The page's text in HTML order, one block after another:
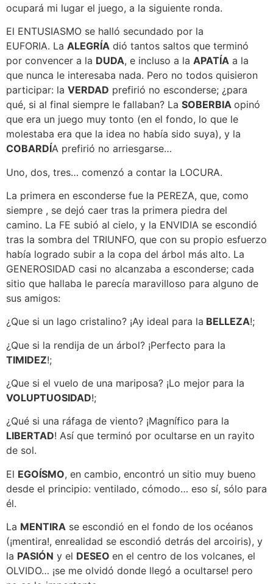
ocupará mi lugar el juego, a la siguiente ronda.
El ENTUSIASMO se halló secundado por la
EUFORIA. La ALEGRÍA dió tantos saltos que terminó
por convencer a la DUDA, e incluso a la APATÍA a la
que nunca le interesaba nada. Pero no todos quisieron
participar: la VERDAD prefirió no esconderse; ¿para
qué, si al final siempre le fallaban? La SOBERBIA opinó
que era un juego muy tonto (en el fondo, lo que le
molestaba era que la idea no había sido suya), y la
COBARDÍA prefirió no arriesgarse…
Uno, dos, tres… comenzó a contar la LOCURA.
La primera en esconderse fue la PEREZA, que, como
siempre , se dejó caer tras la primera piedra del
camino. La FE subió al cielo, y la ENVIDIA se escondió
tras la sombra del TRIUNFO, que con su propio esfuerzo
había logrado subir a la copa del árbol más alto. La
GENEROSIDAD casi no alcanzaba a esconderse; cada
sitio que hallaba le parecía maravilloso para alguno de
sus amigos:
¿Que si un lago cristalino? ¡Ay ideal para la BELLEZA!;
¿Que si la rendija de un árbol? ¡Perfecto para la
TIMIDEZ!;
¿Que si el vuelo de una mariposa? ¡Lo mejor para la
VOLUPTUOSIDAD!;
¿Qué si una ráfaga de viento? ¡Magnífico para la
LIBERTAD! Así que terminó por ocultarse en un rayito
de sol.
El EGOÍSMO, en cambio, encontró un sitio muy bueno
desde el principio: ventilado, cómodo… eso sí, sólo para
él.
La MENTIRA se escondió en el fondo de los océanos
(¡mentira!, enrealidad se escondió detrás del arcoiris), y
la PASIÓN y el DESEO en el centro de los volcanes, el
OLVIDO… ¡se me olvidó donde llegó a ocultarse! pero